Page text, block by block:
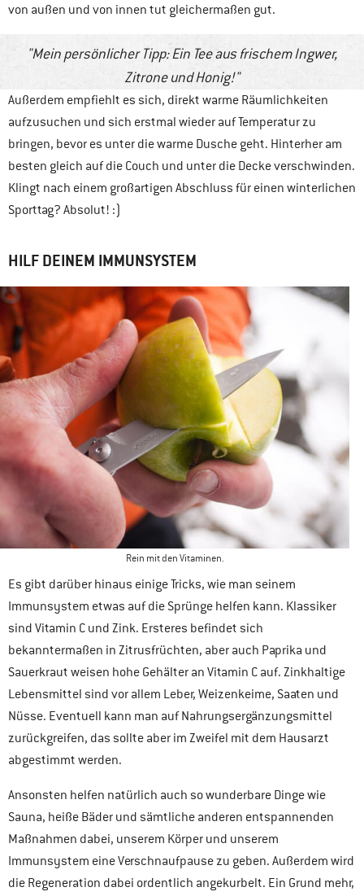
von außen und von innen tut gleichermaßen gut.
Mein persönlicher Tipp: Ein Tee aus frischem Ingwer,
Zitrone und Honig!
Außerdem empfiehlt es sich, direkt warme Räumlichkeiten
aufzusuchen und sich erstmal wieder auf Temperatur zu
bringen, bevor es unter die warme Dusche geht. Hinterher am
besten gleich auf die Couch und unter die Decke verschwinden.
Klingt nach einem großartigen Abschluss für einen winterlichen
Sporttag? Absolut! :)
HILF DEINEM IMMUNSYSTEM
Rein mit den Vitaminen.
Es gibt darüber hinaus einige Tricks, wie man seinem
Immunsystem etwas auf die Sprünge helfen kann. Klassiker
sind Vitamin C und Zink. Ersteres befindet sich
bekanntermaßen in Zitrusfrüchten, aber auch Paprika und
Sauerkraut weisen hohe Gehälter an Vitamin C auf. Zinkhaltige
Lebensmittel sind vor allem Leber, Weizenkeime, Saaten und
Nüsse. Eventuell kann man auf Nahrungsergänzungsmittel
zurückgreifen, das sollte aber im Zweifel mit dem Hausarzt
abgestimmt werden.
Ansonsten helfen natürlich auch so wunderbare Dinge wie
Sauna, heiße Bäder und sämtliche anderen entspannenden
Maßnahmen dabei, unserem Körper und unserem
Immunsystem eine Verschnaufpause zu geben. Außerdem wird
die Regeneration dabei ordentlich angekurbelt. Ein Grund mehr,